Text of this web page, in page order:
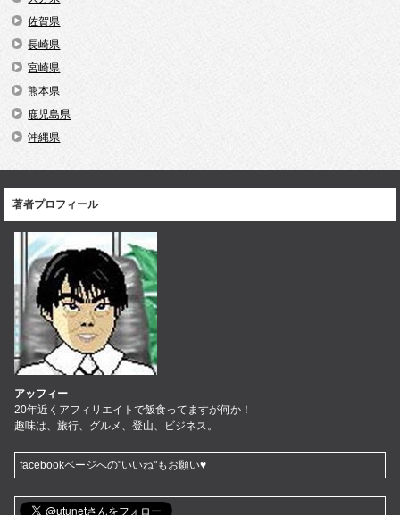
佐賀県
長崎県
宮崎県
熊本県
鹿児島県
沖縄県
著者プロフィール
アッフィー
20年近くアフィリエイトで飯食ってますが何か！
趣味は、旅行、グルメ、登山、ビジネス。
facebookページへの"いいね"もお願い♥